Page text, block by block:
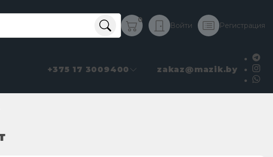
0
Войти Регистрация
+375 17 3009400 zakaz@mazik.by